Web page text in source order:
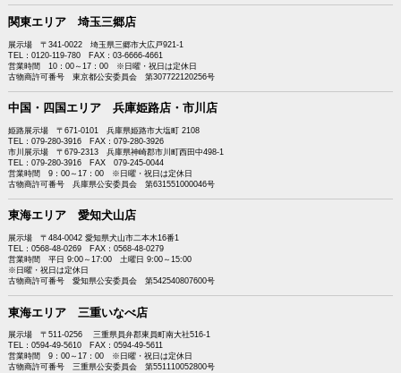
関東エリア 埼玉三郷店
展示場 〒341-0022 埼玉県三郷市大広戸921-1
TEL：0120-119-780 FAX：03-6666-4661
営業時間 10：00～17：00 ※日曜・祝日は定休日
古物商許可番号 東京都公安委員会 第307722120256号
中国・四国エリア 兵庫姫路店・市川店
姫路展示場 〒671-0101 兵庫県姫路市大塩町 2108
TEL：079-280-3916 FAX：079-280-3926
市川展示場 〒679-2313 兵庫県神崎郡市川町西田中498-1
TEL：079-280-3916 FAX 079-245-0044
営業時間 9：00～17：00 ※日曜・祝日は定休日
古物商許可番号 兵庫県公安委員会 第631551000046号
東海エリア 愛知犬山店
展示場 〒484-0042 愛知県犬山市二本木16番1
TEL：0568-48-0269 FAX：0568-48-0279
営業時間 平日 9:00～17:00 土曜日 9:00～15:00
※日曜・祝日は定休日
古物商許可番号 愛知県公安委員会 第542540807600号
東海エリア 三重いなべ店
展示場 〒511-0256 三重県員弁郡東員町南大社516-1
TEL：0594-49-5610 FAX：0594-49-5611
営業時間 9：00～17：00 ※日曜・祝日は定休日
古物商許可番号 三重県公安委員会 第551110052800号